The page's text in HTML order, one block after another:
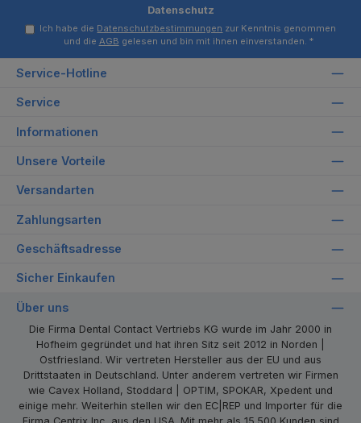
Datenschutz
Ich habe die Datenschutzbestimmungen zur Kenntnis genommen
und die AGB gelesen und bin mit ihnen einverstanden. *
Service-Hotline
Service
Informationen
Unsere Vorteile
Versandarten
Zahlungsarten
Geschäftsadresse
Sicher Einkaufen
Über uns
Die Firma Dental Contact Vertriebs KG wurde im Jahr 2000 in
Hofheim gegründet und hat ihren Sitz seit 2012 in Norden |
Ostfriesland. Wir vertreten Hersteller aus der EU und aus
Drittstaaten in Deutschland. Unter anderem vertreten wir Firmen
wie Cavex Holland, Stoddard | OPTIM, SPOKAR, Xpedent und
einige mehr. Weiterhin stellen wir den EC|REP und Importer für die